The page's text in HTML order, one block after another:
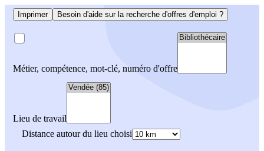
Imprimer Besoin d'aide sur la recherche d'offres d'emploi ?
Métier, compétence, mot-clé, numéro d'offre
Lieu de travail
Distance autour du lieu choisi